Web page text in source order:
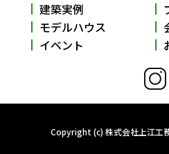
建築実例
モデルハウス
イベント
Copyright (c) 株式会社上江工